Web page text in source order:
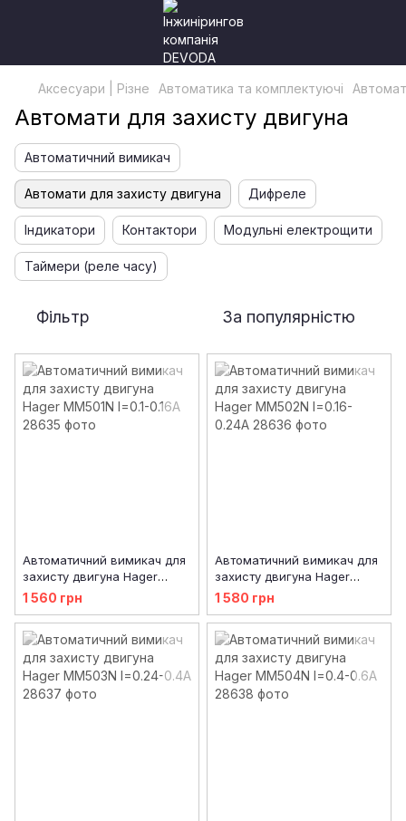
Аксесуари | Різне Автоматика та комплектуючі
Автомати для захисту двигуна
Автоматичний вимикач
Автомати для захисту двигуна Дифреле
Індикатори Контактори Модульні електрощити
Таймери (реле часу)
Фільтр За популярністю
Автоматичний вимикач для
захисту двигуна Hager
MM501N I=0.1-0.16А
1 560 грн
Автоматичний вимикач для
захисту двигуна Hager
MM502N I=0.16-0.24А
1 580 грн